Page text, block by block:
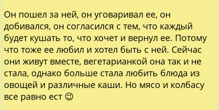
Он пошел за ней, он уговаривал ее, он
добивался, он согласился с тем, что каждый
будет кушать то, что хочет и вернул ее. Потому
что тоже ее любил и хотел быть с ней. Сейчас
они живут вместе, вегетарианкой она так и не
стала, однако больше стала любить блюда из
овощей и различные каши. Но мясо и колбасу
все равно ест 😉